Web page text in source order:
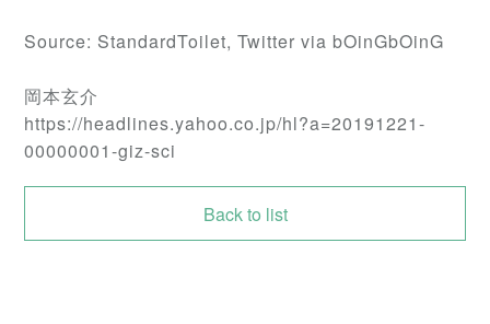
Source: StandardToilet, Twitter via bOinGbOinG
岡本玄介
https://headlines.yahoo.co.jp/hl?a=20191221-
00000001-giz-sci
Back to list